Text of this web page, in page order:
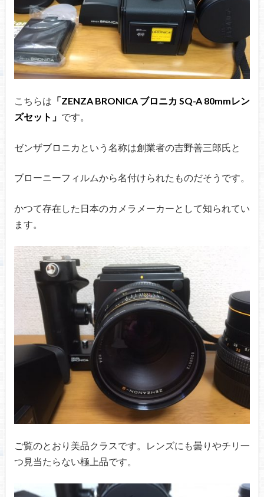
こちらは 「ZENZA BRONICA ブロニカ SQ-A 80mmレン
ズセット」 です。
ゼンザブロニカという名称は創業者の吉野善三郎氏と
ブローニーフィルムから名付けられたものだそうです。
かつて存在した日本のカメラメーカーとして知られてい
ます。
ご覧のとおり美品クラスです。レンズにも曇りやチリ一
つ見当たらない極上品です。